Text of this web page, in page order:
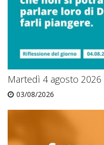
Martedì 4 agosto 2026
03/08/2026